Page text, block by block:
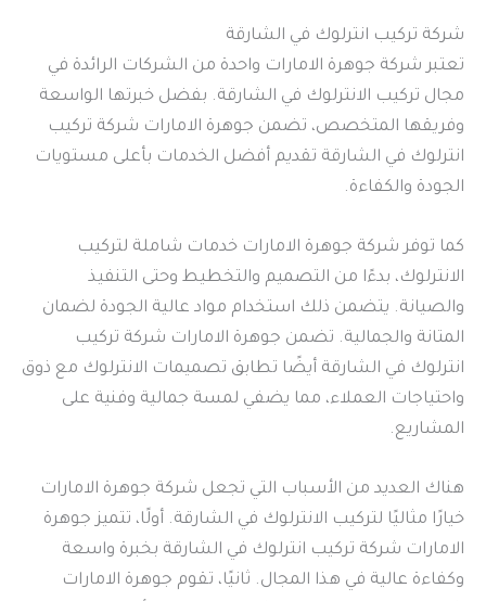
شركة تركيب انترلوك في الشارقة
تعتبر شركة جوهرة الامارات واحدة من الشركات الرائدة في
مجال تركيب الانترلوك في الشارقة. بفضل خبرتها الواسعة
وفريقها المتخصص، تضمن جوهرة الامارات شركة تركيب
انترلوك في الشارقة تقديم أفضل الخدمات بأعلى مستويات
الجودة والكفاءة.
كما توفر شركة جوهرة الامارات خدمات شاملة لتركيب
الانترلوك، بدءًا من التصميم والتخطيط وحتى التنفيذ
والصيانة. يتضمن ذلك استخدام مواد عالية الجودة لضمان
المتانة والجمالية. تضمن جوهرة الامارات شركة تركيب
انترلوك في الشارقة أيضًا تطابق تصميمات الانترلوك مع ذوق
واحتياجات العملاء، مما يضفي لمسة جمالية وفنية على
المشاريع.
هناك العديد من الأسباب التي تجعل شركة جوهرة الامارات
خيارًا مثاليًا لتركيب الانترلوك في الشارقة. أولًا، تتميز جوهرة
الامارات شركة تركيب انترلوك في الشارقة بخبرة واسعة
وكفاءة عالية في هذا المجال. ثانيًا، تقوم جوهرة الامارات